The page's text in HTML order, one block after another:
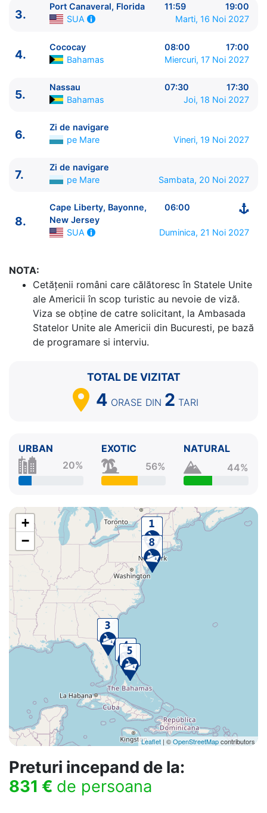
Ziua | Portul | Sosire - Plecare
----------------------------------------
15:00
Zi de navigare pe Mare
0:00 - 0:00
4.
Cococay Bahamas 08:00 - 17:00
5.
Nassau Bahamas
07:30 - 17:30
8. Cape Liberty, Bayonne, New Jersey
⚓
3.
Port Canaveral, Florida 11:59
19:00
SUA
Marti, 16 Noi 2027
4.
Cococay 08:00
17:00
Bahamas
Miercuri, 17 Noi 2027
5.
Nassau 07:30
17:30
Bahamas
Joi, 18 Noi 2027
6.
Zi de navigare
pe Mare
Vineri, 19 Noi 2027
7.
Zi de navigare
pe Mare
Sambata, 20 Noi 2027
8.
Cape Liberty, Bayonne,
New Jersey
06:00
SUA Duminica, 21 Noi 2027
NOTA:
Cetăţenii români care călătoresc în Statele Unite
ale Americii în scop turistic au nevoie de viză.
Viza se obține de catre solicitant, la Ambasada
Statelor Unite ale Americii din Bucuresti, pe bază
de programare si interviu.
TOTAL DE VIZITAT
4 ORASE DIN 2 TARI
URBAN
20%
EXOTIC
56%
NATURAL
44%
+
−
Leaflet | ©OpenStreetMapcontributors
Preturi incepand de la:
831 € de persoana